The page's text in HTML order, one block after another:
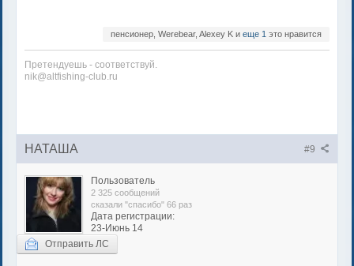
пенсионер, Werebear, Alexey K и еще 1 это нравится
Претендуешь - соответствуй.
nik@altfishing-club.ru
#9
НАТАША
Пользователь
2 325 сообщений
сказали "спасибо" 66 раз
Дата регистрации:
23-Июнь 14
Отправить ЛС